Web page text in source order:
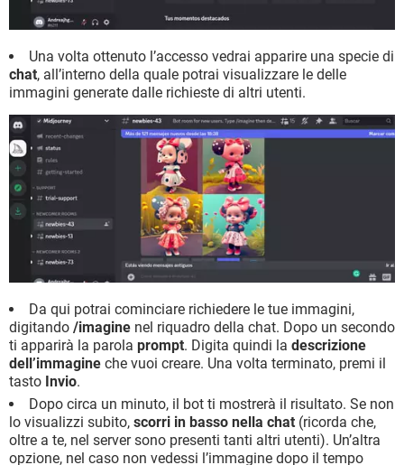
Una volta ottenuto l’accesso vedrai apparire una specie di
chat, all’interno della quale potrai visualizzare le delle
immagini generate dalle richieste di altri utenti.
Da qui potrai cominciare richiedere le tue immagini,
digitando /imagine nel riquadro della chat. Dopo un secondo
ti apparirà la parola prompt. Digita quindi la descrizione
dell’immagine che vuoi creare. Una volta terminato, premi il
tasto Invio.
Dopo circa un minuto, il bot ti mostrerà il risultato. Se non
lo visualizzi subito, scorri in basso nella chat (ricorda che,
oltre a te, nel server sono presenti tanti altri utenti). Un’altra
opzione, nel caso non vedessi l’immagine dopo il tempo